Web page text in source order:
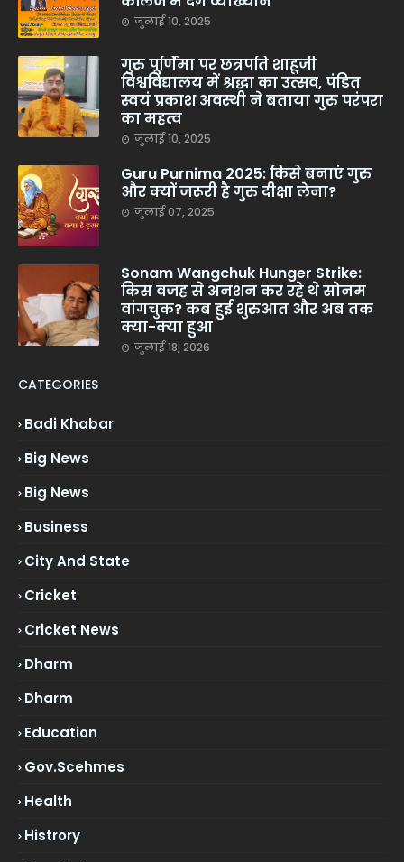
जुलाई 10, 2025
गुरु पूर्णिमा पर छत्रपति शाहूजी
विश्वविद्यालय में श्रद्धा का उत्सव, पंडित
स्वयं प्रकाश अवस्थी ने बताया गुरु परंपरा
का महत्व
जुलाई 10, 2025
Guru Purnima 2025: किसे बनाएं गुरु
और क्यों जरूरी है गुरु दीक्षा लेना?
जुलाई 07, 2025
Sonam Wangchuk Hunger Strike:
किस वजह से अनशन कर रहे थे सोनम
वांगचुक? कब हुई शुरुआत और अब तक
क्या-क्या हुआ
जुलाई 18, 2026
CATEGORIES
Badi Khabar
Big News
Big News
Business
City And State
Cricket
Cricket News
Dharm
Dharm
Education
Gov.scehmes
Health
Histrory